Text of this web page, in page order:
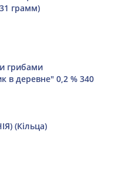
грамм)
грибами
в деревне" 0,2 % 340
(Кільца)